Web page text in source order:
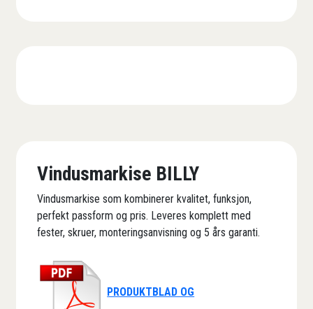
Vindusmarkise BILLY
Vindusmarkise som kombinerer kvalitet, funksjon,
perfekt passform og pris. Leveres komplett med
fester, skruer, monteringsanvisning og 5 års garanti.
PRODUKTBLAD OG